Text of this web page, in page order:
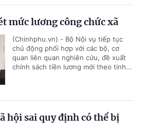
mức lương công chức xã
(Chinhphu.vn) - Bộ Nội vụ tiếp tục
chủ động phối hợp với các bộ, cơ
quan liên quan nghiên cứu, đề xuất
chính sách tiền lương mới theo tinh...
hội sai quy định có thể bị